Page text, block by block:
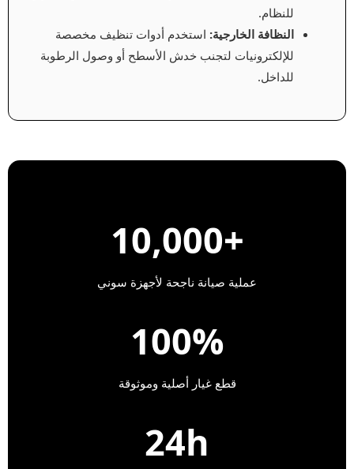
للنظام.
النظافة الخارجية: استخدم أدوات تنظيف مخصصة
للإلكترونيات لتجنب خدش الأسطح أو وصول الرطوبة
للداخل.
+10,000
عملية صيانة ناجحة لأجهزة سوني
100%
قطع غيار أصلية وموثوقة
24h